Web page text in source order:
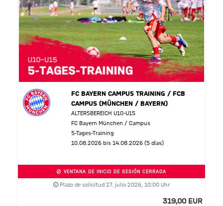
FC BAYERN CAMPUS TRAINING / FCB
CAMPUS (MÜNCHEN / BAYERN)
ALTERSBEREICH U10-U15
FC Bayern München / Campus
5-Tages-Training
10.08.2026 bis 14.08.2026 (5 días)
VENTANA DE INICIO DE SESIÓN CERRADA
Plazo de solicitud 27. julio 2026, 10:00 Uhr
319,00 EUR